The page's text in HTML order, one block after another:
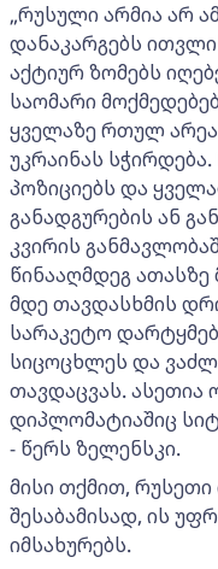
„რუსული არმია არ
დანაკარგებს
აქტიურ ზომებს
საომარი
ყველაზე რთულ
უკრაინას
პოზიციებს და
განადგურების ან
კვირის
წინააღმდეგ ათასზე
მდე თავდასხმის
სარაკეტო
სიცოცხლეს და
თავდაცვას. ასეთია
დიპლომატიაშიც
- წერს ზელენსკი.
მისი თქმით, რუსეთი
შესაბამისად, ის
იმსახურებს.